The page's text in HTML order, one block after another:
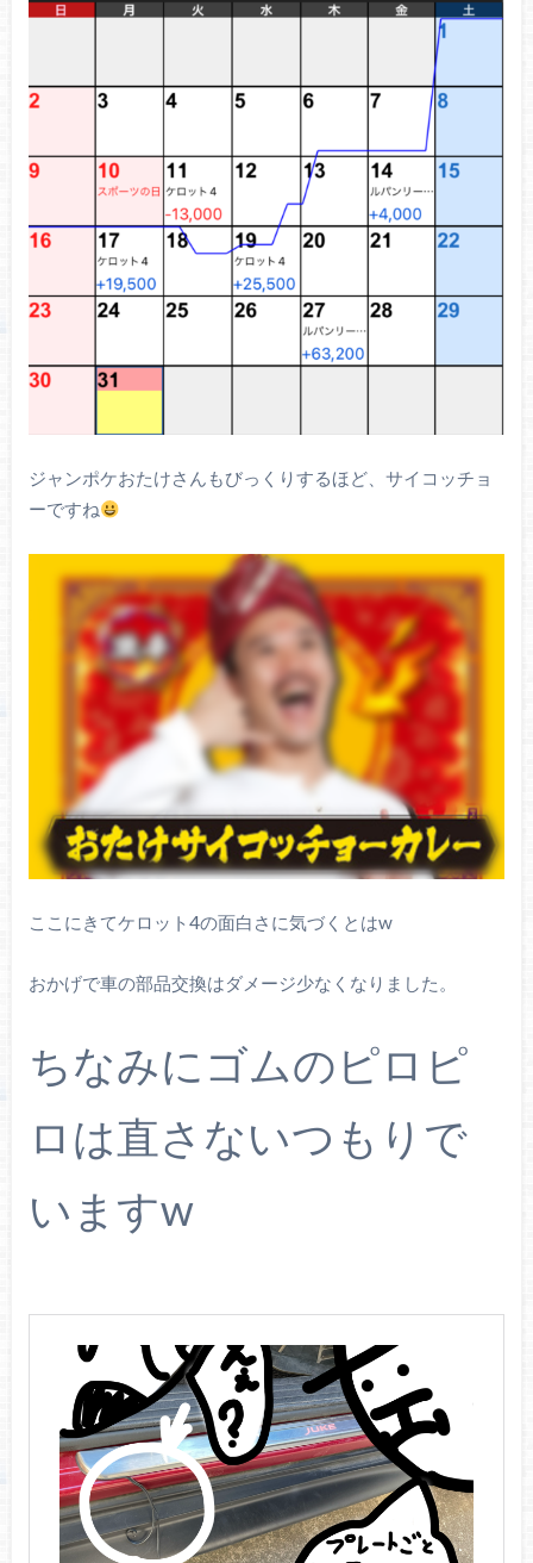
ジャンポケおたけさんもびっくりするほど、サイコッチョ
ーですね
ここにきてケロット4の面白さに気づくとはw
おかげで車の部品交換はダメージ少なくなりました。
ちなみにゴムのピロピ
ロは直さないつもりで
いますw